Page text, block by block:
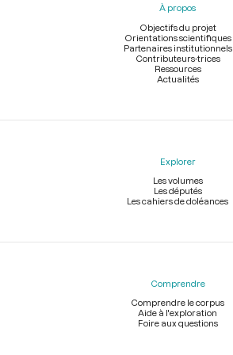
À propos
Objectifs du projet
Orientations scientifiques
Partenaires institutionnels
Contributeurs-trices
Ressources
Actualités
Explorer
Les volumes
Les députés
Les cahiers de doléances
Comprendre
Comprendre le corpus
Aide à l'exploration
Foire aux questions